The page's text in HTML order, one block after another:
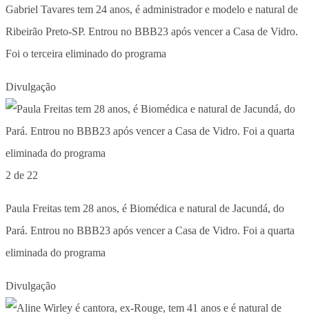
Gabriel Tavares tem 24 anos, é administrador e modelo e natural de
Ribeirão Preto-SP. Entrou no BBB23 após vencer a Casa de Vidro.
Foi o terceira eliminado do programa
Divulgação
2 de 22
Paula Freitas tem 28 anos, é Biomédica e natural de Jacundá, do
Pará. Entrou no BBB23 após vencer a Casa de Vidro. Foi a quarta
eliminada do programa
Divulgação